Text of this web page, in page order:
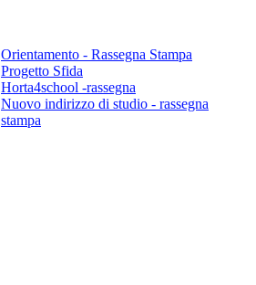
Orientamento - Rassegna Stampa
Progetto Sfida
Horta4school -rassegna
Nuovo indirizzo di studio - rassegna
stampa